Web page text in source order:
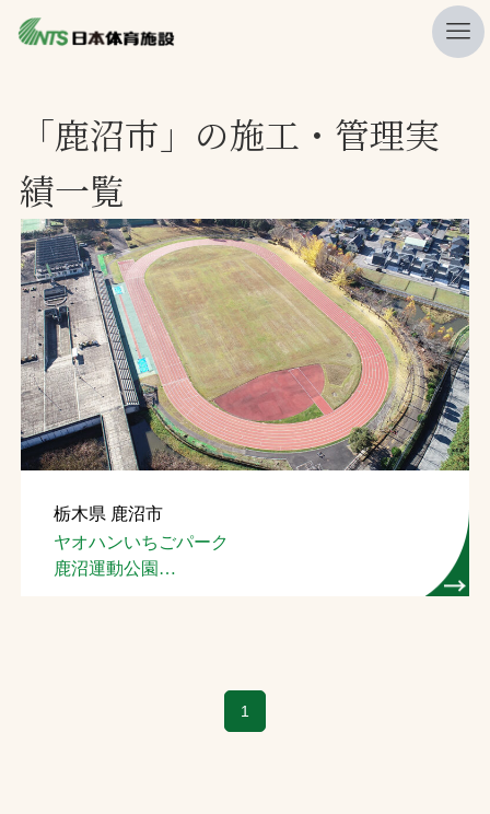
ニュース
プレスリリース
レポート
製品・サービス一覧
施工・管理実績一覧
会社概要
採用情報
検索
お問合せ
お取引先の皆様へ
「鹿沼市」の施工・管理実
績一覧
栃木県 鹿沼市
ヤオハンいちごパーク
鹿沼運動公園
1